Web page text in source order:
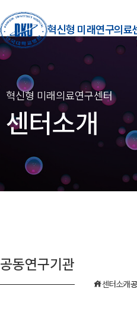
혁신형 미래연구의료
센터소개
센터소개
공동연구기관